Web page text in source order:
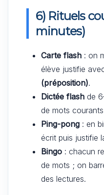
6) Rituels
minutes)
Carte flash : on
élève justifie
(préposition).
Dictée flash de
de mots
Ping-pong : en
écrit puis justifie
Bingo : chacun
de mots ; on
des lectures.